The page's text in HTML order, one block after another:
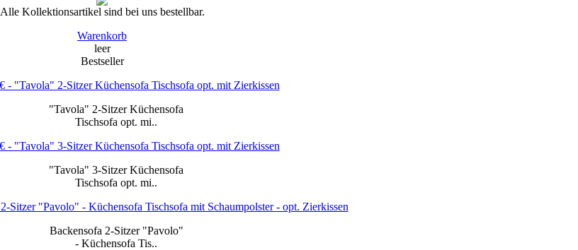
Alle Kollektionsartikel sind bei uns bestellbar.
Warenkorb
leer
Bestseller
"Tavola" 2-Sitzer Küchensofa
Tischsofa opt. mi..
"Tavola" 3-Sitzer Küchensofa
Tischsofa opt. mi..
Backensofa 2-Sitzer "Pavolo"
- Küchensofa Tis..